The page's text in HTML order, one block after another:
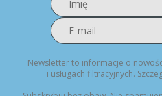
Newsletter to informacje o
i usługach filtracyjnych.